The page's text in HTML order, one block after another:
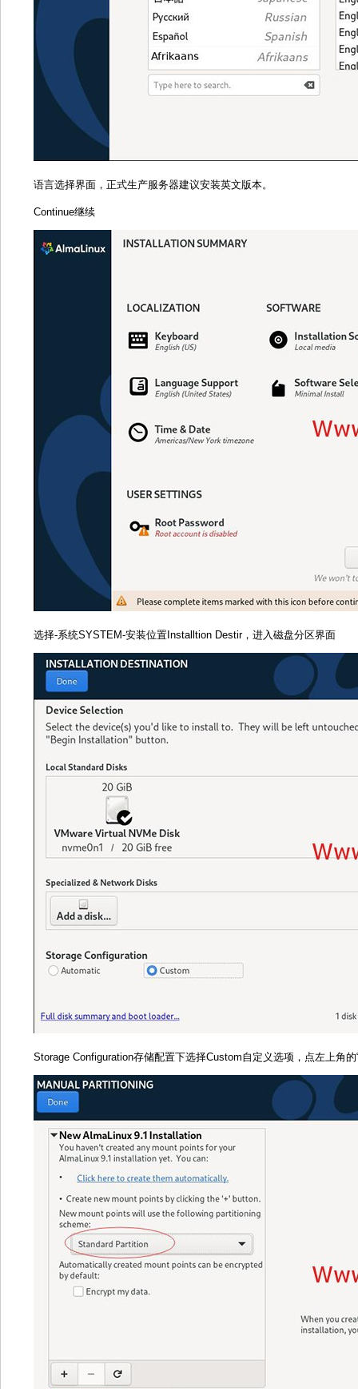
语言选择界面，正式生产服务器建议安装英文版本。
Continue继续
选择-系统SYSTEM-安装位置Installtion Destir，进入磁盘分区界面
Storage Configuration存储配置下选择Custom自定义选项，点左上角的